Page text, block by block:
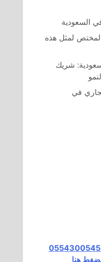
السعودية
المختص لمثل هذه
شريك
في
تواصل معنا الآن على الرقم التالي 0554300545
هنا